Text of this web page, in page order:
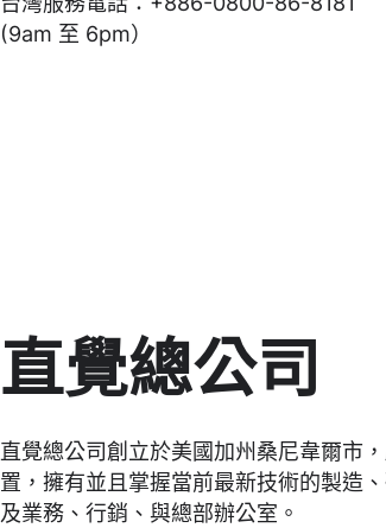
(9am 至 6pm）
直覺總公司
直覺總公司創立於美國加州桑尼韋爾市
置，擁有並且掌握當前最新技術的製造
及業務、行銷、與總部辦公室。